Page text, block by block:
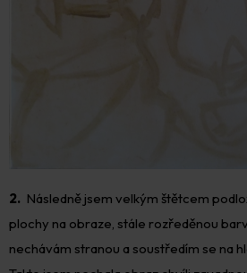
2. Následně jsem velkým štětcem
plochy na obraze, stále rozředěnou
nechávám stranou a soustředím se na